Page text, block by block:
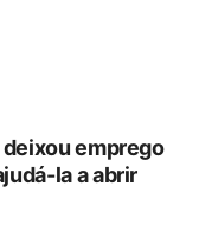
emprego
la a abrir